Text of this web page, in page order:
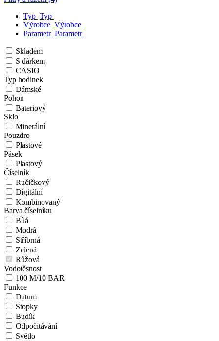
Typ Typ
Výrobce Výrobce
Parametr Parametr
Skladem
S dárkem
CASIO
Typ hodinek
Dámské
Pohon
Bateriový
Sklo
Minerální
Pouzdro
Plastové
Pásek
Plastový
Číselník
Ručičkový
Digitální
Kombinovaný
Barva číselníku
Bílá
Modrá
Stříbrná
Zelená
Růžová
Vodotěsnost
100 M/10 BAR
Funkce
Datum
Stopky
Budík
Odpočítávání
Světlo